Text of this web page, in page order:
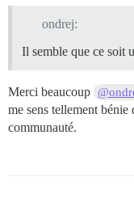
ondrej:
Il semble que ce soit
Merci beaucoup
me sens tellement bénie
communauté.